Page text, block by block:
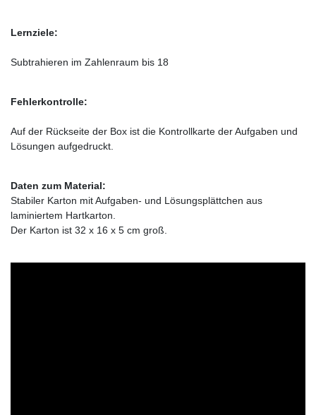
Lernziele:
Subtrahieren im Zahlenraum bis 18
Fehlerkontrolle:
Auf der Rückseite der Box ist die Kontrollkarte der Aufgaben und
Lösungen aufgedruckt.
Daten zum Material:
Stabiler Karton mit Aufgaben- und Lösungsplättchen aus
laminiertem Hartkarton.
Der Karton ist 32 x 16 x 5 cm groß.